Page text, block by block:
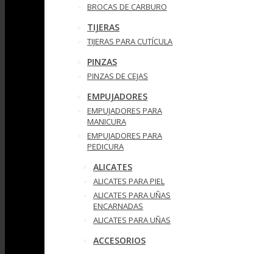
BROCAS DE CARBURO
TIJERAS
TIJERAS PARA CUTÍCULA
PINZAS
PINZAS DE CEJAS
EMPUJADORES
EMPUJADORES PARA
MANICURA
EMPUJADORES PARA
PEDICURA
ALICATES
ALICATES PARA PIEL
ALICATES PARA UÑAS
ENCARNADAS
ALICATES PARA UÑAS
ACCESORIOS